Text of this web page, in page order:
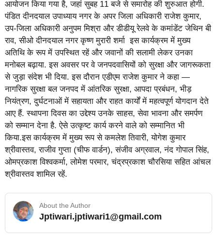
आयोजन किया गया है, जहां सुबह 11 बजे से समारोह की शुरुआत होगी.
पंडित दीनदयाल उपाध्याय नगर के अपर जिला अधिकारी राजेश कुमार,
उप-जिला अधिकारी अनुपम मिश्रा और डीडीयू रेलवे के कमांडेंट जेथिन बी
राव, सीओ दीनदयाल नगर कृष्ण मुरारी शर्मा इस कार्यक्रम में मुख्य
अतिथि के रूप में उपस्थित रहें और जवानों की सलामी लेकर उनका
मनोबल बढ़ाया. इस अवसर पर वे जनपदवासियों को सुरक्षा और जागरूकता
से जुड़ा संदेश भी दिया. इस दौरान एडीएम राजेश कुमार ने कहा —
नागरिक सुरक्षा बल जनपद में आंतरिक सुरक्षा, आपदा प्रबंधन, भीड़
नियंत्रण, दुर्घटनाओं में सहायता और राहत कार्यों में महत्वपूर्ण योगदान देते
आए हैं. स्थापना दिवस का उद्देश्य उनके साहस, सेवा भावना और समर्पण
को सम्मान देना है. ऐसे उत्कृष्ट कार्य करने वाले को सम्मानित भी
किया.इस कार्यक्रम में मुख्य रूप से कमलेश तिवारी, योगेश कुमार
श्रीवास्तव, राजीव गुप्ता (चीफ वार्डन), संजीव अग्रवाल, नंद गोपाल सिंह,
ओमप्रकाश विश्वकर्मा, लोमेश परमार, चंद्रप्रकाश चौरसिया सहित आंचल
श्रीवास्तव शामिल रहें.
About the Author
Jptiwari.jptiwari1@gmail.com… Read More